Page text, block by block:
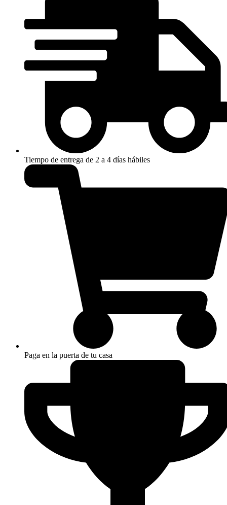
Tiempo de entrega de 2 a 4 días hábiles
Paga en la puerta de tu casa